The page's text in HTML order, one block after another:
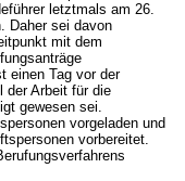
letztmals am 26.
Daher sei davon
mit dem
einen Tag vor der
der Arbeit für die
gewesen sei.
vorgeladen und
vorbereitet.